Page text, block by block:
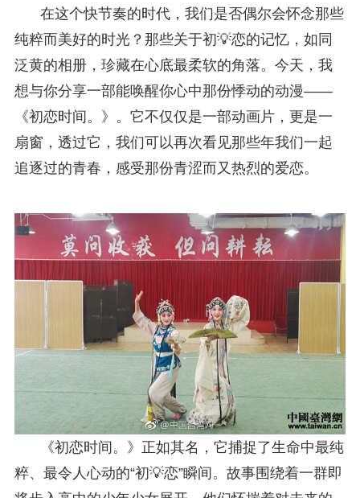
在这个快节奏的时代，我们是否偶尔会怀念那些
纯粹而美好的时光？那些关于初💡恋的记忆，如同
泛黄的相册，珍藏在心底最柔软的角落。今天，我
想与你分享一部能唤醒你心中那份悸动的动漫——
《初恋时间。》。它不仅仅是一部动画片，更是一
扇窗，透过它，我们可以再次看见那些年我们一起
追逐过的青春，感受那份青涩而又热烈的爱恋。
《初恋时间。》正如其名，它捕捉了生命中最纯
粹、最令人心动的“初💡恋”瞬间。故事围绕着一群即